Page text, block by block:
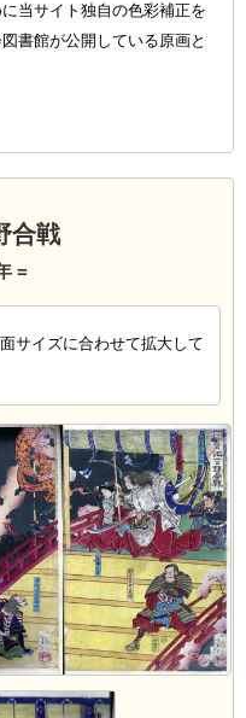
当サイト独自の色彩補正を
書館が公開している原画と
合戦
=
サイズに合わせて拡大して